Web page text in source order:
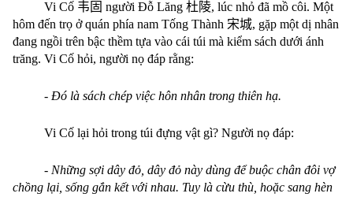
Vi Cố 韦固 người Đỗ Lăng 杜陵, lúc nhỏ đã mồ côi. Một
hôm đến trọ ở quán phía nam Tống Thành 宋城, gặp một dị nhân
đang ngồi trên bậc thềm tựa vào cái túi mà kiểm sách dưới ánh
trăng. Vi Cố hỏi, người nọ đáp rằng:
- Đó là sách chép việc hôn nhân trong thiên hạ.
Vi Cố lại hỏi trong túi đựng vật gì? Người nọ đáp:
- Những sợi dây đỏ, dây đỏ này dùng để buộc chân đôi vợ
chồng lại, sống gắn kết với nhau. Tuy là cừu thù, hoặc sang hèn